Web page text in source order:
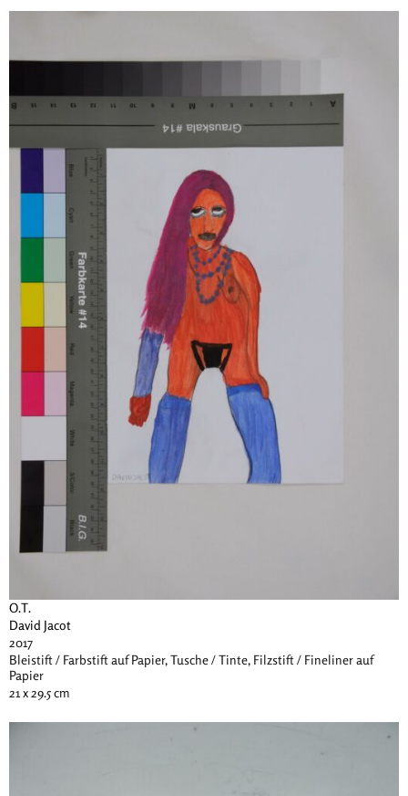
O.T.
David Jacot
2017
Bleistift / Farbstift auf Papier, Tusche / Tinte, Filzstift / Fineliner auf
Papier
21 x 29.5 cm